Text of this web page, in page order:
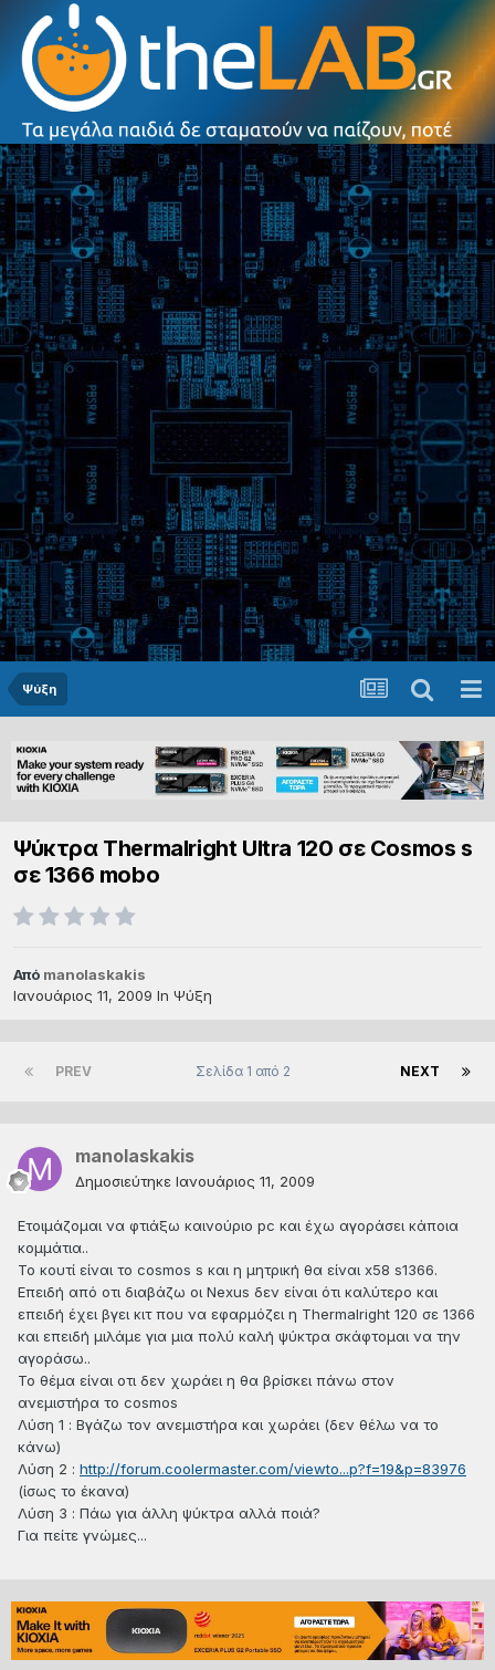
Ψύξη
Ψύκτρα Τhermalright Ultra 120 σε Cosmos s
σε 1366 mobo
Από manolaskakis
Ιανουάριος 11, 2009 In Ψύξη
PREV NEXT
Σελίδα 1 από 2
manolaskakis
Δημοσιεύτηκε Ιανουάριος 11, 2009
Ετοιμάζομαι να φτιάξω καινούριο pc και έχω αγοράσει κάποια
κομμάτια..
Το κουτί είναι το cosmos s και η μητρική θα είναι x58 s1366.
Επειδή από οτι διαβάζω οι Nexus δεν είναι ότι καλύτερο και
επειδή έχει βγει κιτ που να εφαρμόζει η Thermalright 120 σε 1366
και επειδή μιλάμε για μια πολύ καλή ψύκτρα σκάφτομαι να την
αγοράσω..
Το θέμα είναι οτι δεν χωράει η θα βρίσκει πάνω στον
ανεμιστήρα το cosmos
Λύση 1 : Βγάζω τον ανεμιστήρα και χωράει (δεν θέλω να το
κάνω)
Λύση 2 : http://forum.coolermaster.com/viewto...p?f=19&p=83976
(ίσως το έκανα)
Λύση 3 : Πάω για άλλη ψύκτρα αλλά ποιά?
Για πείτε γνώμες...